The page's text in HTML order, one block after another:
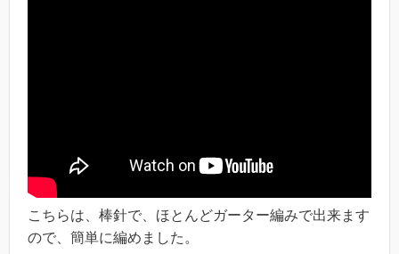
こちらは、棒針で、ほとんどガーター編みで出来ます
ので、簡単に編めました。